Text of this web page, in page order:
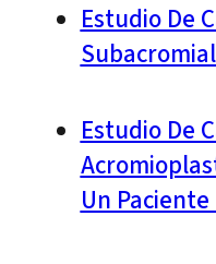
Estudio De
Estudio De
Un Paciente